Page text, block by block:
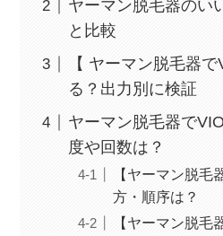
ヤーマン脱毛器のい
と比較
【 ヤーマン脱毛器
る？出力別に検証
ヤーマン脱毛器で
度や回数は？
【ヤーマン脱毛
方・順序は？
【ヤーマン脱毛